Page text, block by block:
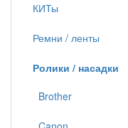
КИТы
Ремни / ленты
Ролики / насадки
Brother